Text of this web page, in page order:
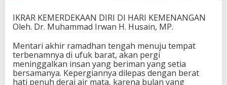
IKRAR KEMERDEKAAN DIRI DI HARI KEMENANGAN
Oleh. Dr. Muhammad Irwan H. Husain, MP.
Mentari akhir ramadhan tengah menuju tempat
terbenamnya di ufuk barat, akan pergi
meninggalkan insan yang beriman yang setia
bersamanya. Kepergiannya dilepas dengan berat
hati penuh derai air mata, karena bulan yang